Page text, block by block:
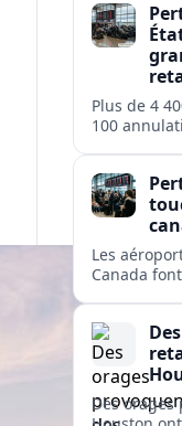
Plus de 4
100
opérations
nationales
Les
Canada
par Air
Coastal.
Des